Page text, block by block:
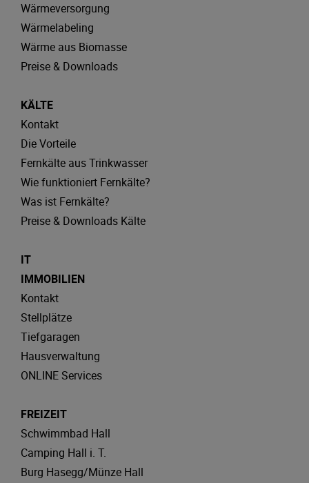
Wärmeversorgung
Wärmelabeling
Wärme aus Biomasse
Preise & Downloads
KÄLTE
Kontakt
Die Vorteile
Fernkälte aus Trinkwasser
Wie funktioniert Fernkälte?
Was ist Fernkälte?
Preise & Downloads Kälte
IT
IMMOBILIEN
Kontakt
Stellplätze
Tiefgaragen
Hausverwaltung
ONLINE Services
FREIZEIT
Schwimmbad Hall
Camping Hall i. T.
Burg Hasegg/Münze Hall